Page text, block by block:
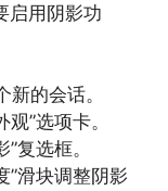
启用阴影功
的会话。
”选项卡。
复选框。
”滑块调整阴影